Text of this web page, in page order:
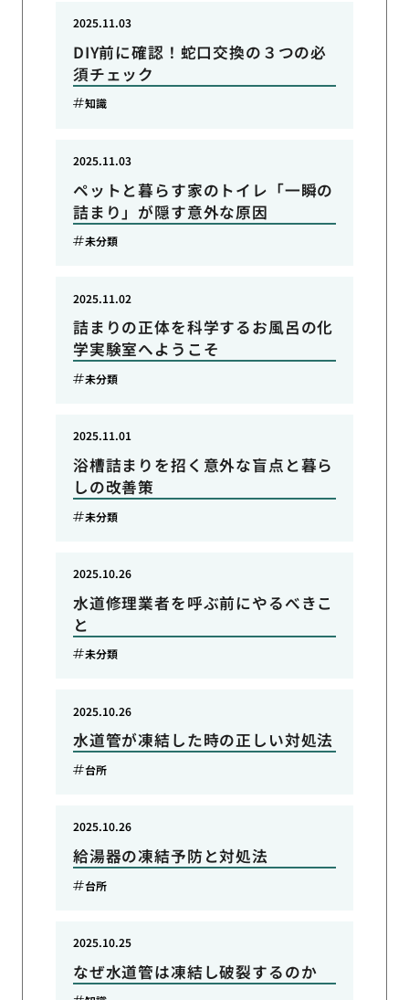
DIY前に確認！蛇口交換の３つの必
須チェック
2025.11.03
知識
ペットと暮らす家のトイレ「一瞬の
詰まり」が隠す意外な原因
2025.11.03
未分類
詰まりの正体を科学するお風呂の化
学実験室へようこそ
2025.11.02
未分類
浴槽詰まりを招く意外な盲点と暮ら
しの改善策
2025.11.01
未分類
水道修理業者を呼ぶ前にやるべきこ
と
2025.10.26
未分類
水道管が凍結した時の正しい対処法
2025.10.26
台所
給湯器の凍結予防と対処法
2025.10.26
台所
なぜ水道管は凍結し破裂するのか
2025.10.25